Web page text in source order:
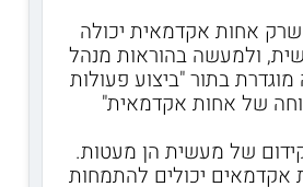
שרק אחות אקדמאית יכולה
ולמעשה בהוראות מנהל
בתור "ביצוע פעולות
של אחות אקדמאית"
של מעשית הן מעטות.
אקדמאים יכולים להתמחות